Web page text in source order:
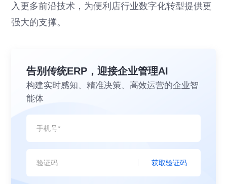
入更多前沿技术，为便利店行业数字化转型提供更
强大的支撑。
告别传统ERP，迎接企业管理AI
构建实时感知、精准决策、高效运营的企业智
能体
获取验证码